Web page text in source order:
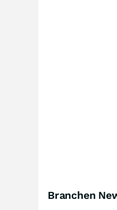
Branchen